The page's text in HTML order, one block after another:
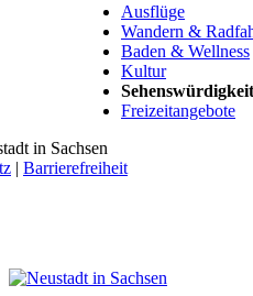
Ausflüge
Wandern &
Baden & Wellness
Kultur
Freizeitangebote
in Sachsen
| Barrierefreiheit